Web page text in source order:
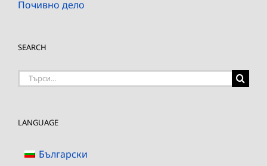
Почивно дело
SEARCH
Търсене
LANGUAGE
Български